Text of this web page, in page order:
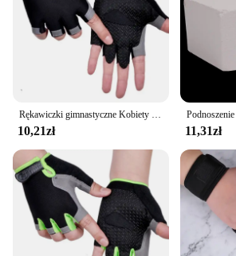
Rękawiczki gimnastyczne Kobiety Mężczyźni Podnoszenie ciężarów Hantle Fitness Sport Trening Ćwiczenia Rękawiczki Antypoślizgowe Oddychające Rękawiczki rowerowe bez palców
10,21zł 11,31zł